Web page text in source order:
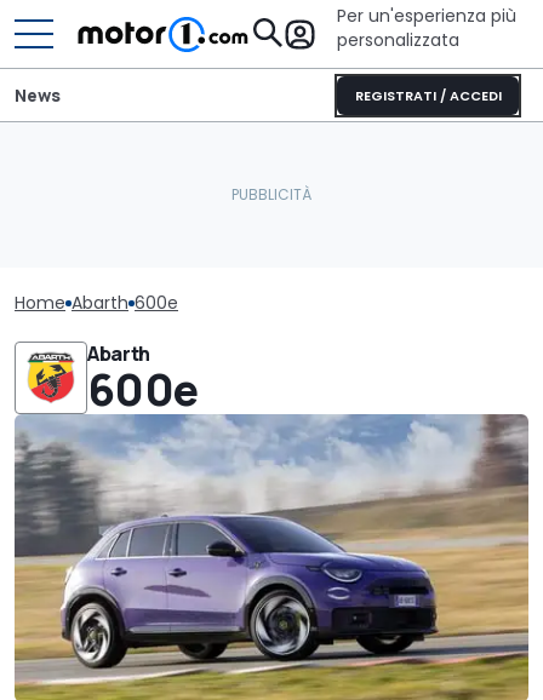
Per un'esperienza più
personalizzata
REGISTRATI / ACCEDI
News
Home Abarth 600e
Abarth
600e